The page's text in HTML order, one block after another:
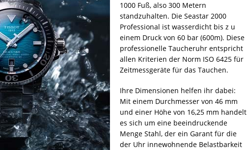
1000 Fuß, also 300 Metern
standzuhalten. Die Seastar 2000
Professional ist wasserdicht bis z u
einem Druck von 60 bar (600m). Diese
professionelle Taucheruhr entspricht
allen Kriterien der Norm ISO 6425 für
Zeitmessgeräte für das Tauchen.
Ihre Dimensionen helfen ihr dabei:
Mit einem Durchmesser von 46 mm
und einer Höhe von 16,25 mm handelt
es sich um eine beeindruckende
Menge Stahl, der ein Garant für die
der Uhr innewohnende Belastbarkeit